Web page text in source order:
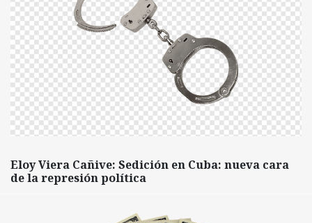
Eloy Viera Cañive: Sedición en Cuba: nueva cara
de la represión política